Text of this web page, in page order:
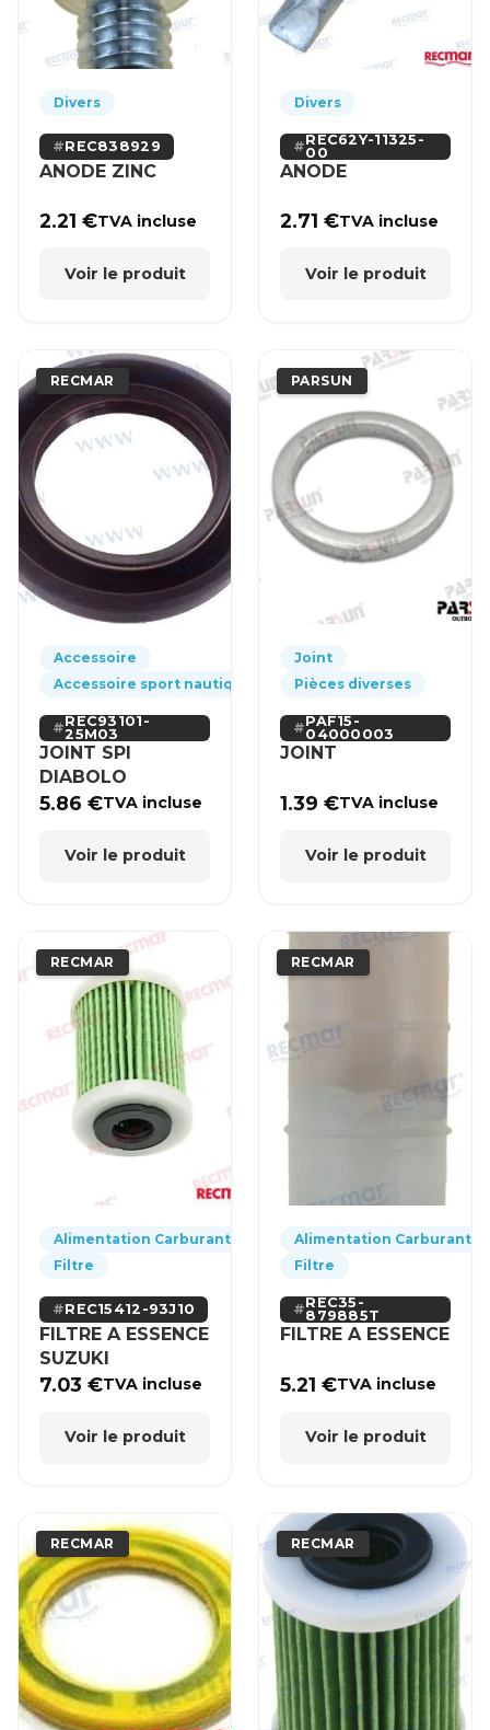
Divers
REC838929
ANODE ZINC
2.21€TVA incluse
Voir le produit
Divers
REC62Y-11325-
00
ANODE
2.71€TVA incluse
Voir le produit
RECMAR
Accessoire
Accessoire sport nautique
REC93101-
25M03
JOINT SPI
DIABOLO
5.86€TVA incluse
Voir le produit
PARSUN
Joint
Pièces diverses
PAF15-
04000003
JOINT
1.39€TVA incluse
Voir le produit
RECMAR
Alimentation Carburant
Filtre
REC15412-93J10
FILTRE A ESSENCE
SUZUKI
7.03€TVA incluse
Voir le produit
RECMAR
Alimentation Carburant
Filtre
REC35-
879885T
FILTRE A ESSENCE
5.21€TVA incluse
Voir le produit
RECMAR RECMAR